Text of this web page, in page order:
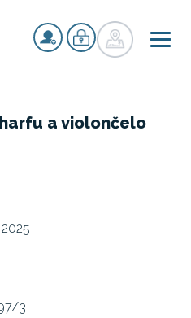
a violončelo
3